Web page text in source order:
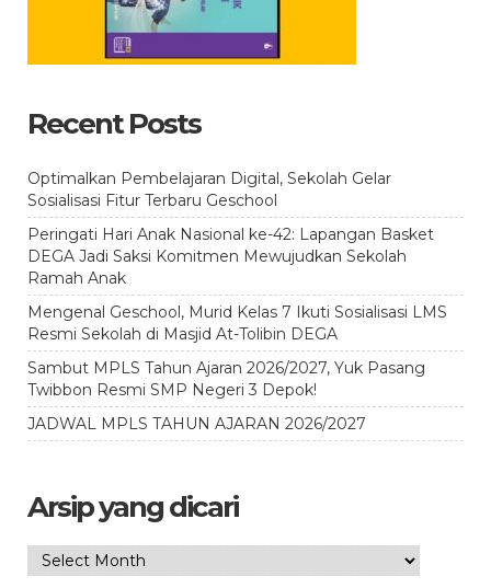
Recent Posts
Optimalkan Pembelajaran Digital, Sekolah Gelar
Sosialisasi Fitur Terbaru Geschool
Peringati Hari Anak Nasional ke-42: Lapangan Basket
DEGA Jadi Saksi Komitmen Mewujudkan Sekolah
Ramah Anak
Mengenal Geschool, Murid Kelas 7 Ikuti Sosialisasi LMS
Resmi Sekolah di Masjid At-Tolibin DEGA
Sambut MPLS Tahun Ajaran 2026/2027, Yuk Pasang
Twibbon Resmi SMP Negeri 3 Depok!
JADWAL MPLS TAHUN AJARAN 2026/2027
Arsip yang dicari
Arsip